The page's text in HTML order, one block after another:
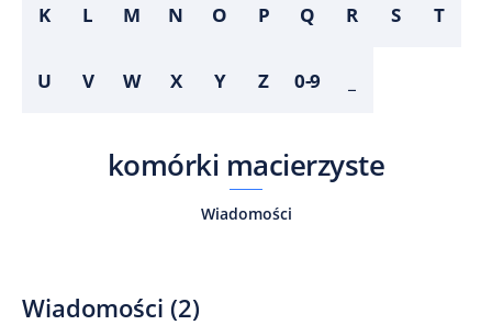
K L M N O P Q R S T
U V W X Y Z 0-9
komórki macierzyste
Wiadomości
Wiadomości (2)